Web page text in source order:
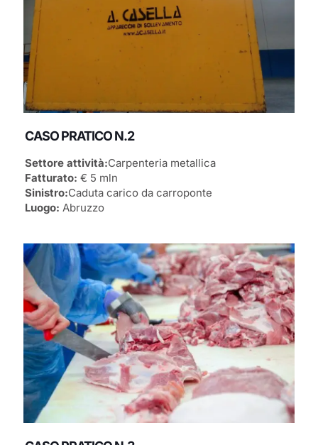
CASO PRATICO N.2
Settore attività:Carpenteria metallica
Fatturato: € 5 mln
Sinistro:Caduta carico da carroponte
Luogo: Abruzzo